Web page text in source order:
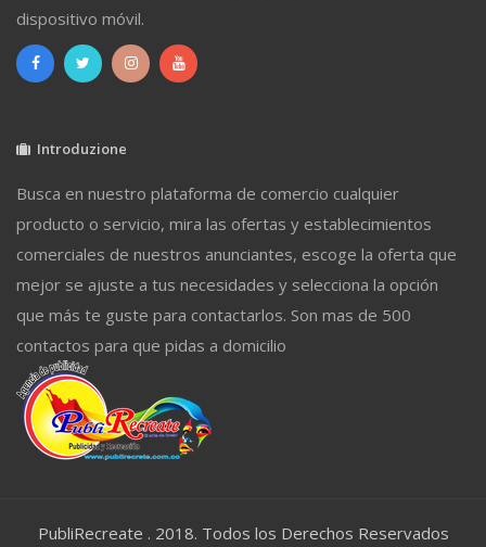
dispositivo móvil.
Introduzione
Busca en nuestro plataforma de comercio cualquier
producto o servicio, mira las ofertas y establecimientos
comerciales de nuestros anunciantes, escoge la oferta que
mejor se ajuste a tus necesidades y selecciona la opción
que más te guste para contactarlos. Son mas de 500
contactos para que pidas a domicilio
PubliRecreate . 2018. Todos los Derechos Reservados